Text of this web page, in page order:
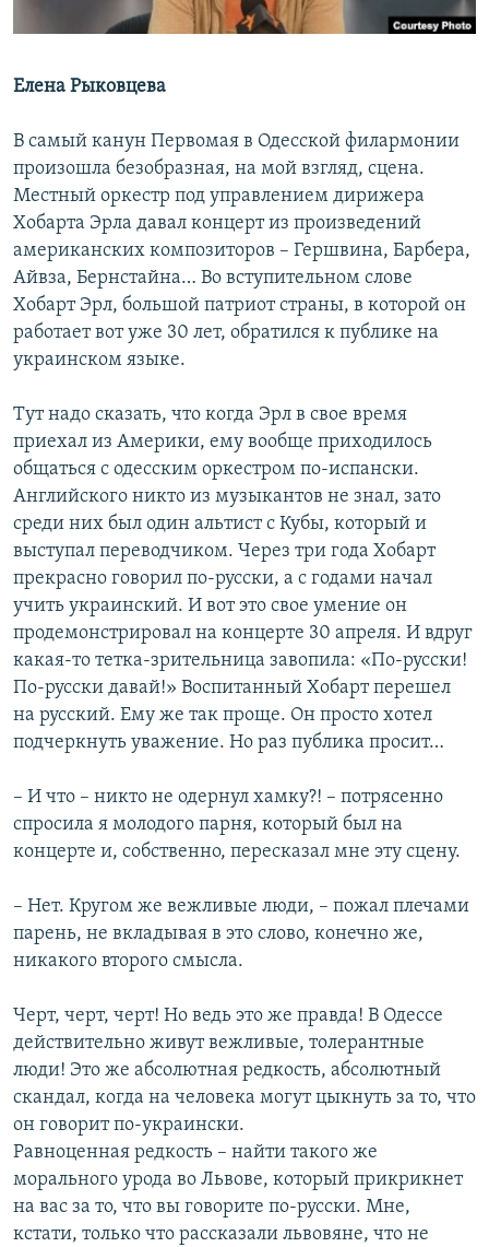
ПОБЕДИТЕЛЕЙ НЕ СУДЯТ?
УКРАИНСКАЯ ПРОБЛЕМА КРЫМА
ПРИСОЕДИНЯЙТЕСЬ!
Все сайты RFE/RL
Елена Рыковцева
В самый канун Первомая в Одесской филармонии
произошла безобразная, на мой взгляд, сцена.
Местный оркестр под управлением дирижера
Хобарта Эрла давал концерт из произведений
американских композиторов – Гершвина, Барбера,
Айвза, Бернстайна… Во вступительном слове
Хобарт Эрл, большой патриот страны, в которой он
работает вот уже 30 лет, обратился к публике на
украинском языке.
Тут надо сказать, что когда Эрл в свое время
приехал из Америки, ему вообще приходилось
общаться с одесским оркестром по-испански.
Английского никто из музыкантов не знал, зато
среди них был один альтист с Кубы, который и
выступал переводчиком. Через три года Хобарт
прекрасно говорил по-русски, а с годами начал
учить украинский. И вот это свое умение он
продемонстрировал на концерте 30 апреля. И вдруг
какая-то тетка-зрительница завопила: «По-русски!
По-русски давай!» Воспитанный Хобарт перешел
на русский. Ему же так проще. Он просто хотел
подчеркнуть уважение. Но раз публика просит…
– И что – никто не одернул хамку?! – потрясенно
спросила я молодого парня, который был на
концерте и, собственно, пересказал мне эту сцену.
– Нет. Кругом же вежливые люди, – пожал плечами
парень, не вкладывая в это слово, конечно же,
никакого второго смысла.
Черт, черт, черт! Но ведь это же правда! В Одессе
действительно живут вежливые, толерантные
люди! Это же абсолютная редкость, абсолютный
скандал, когда на человека могут цыкнуть за то, что
он говорит по-украински.
Равноценная редкость – найти такого же
морального урода во Львове, который прикрикнет
на вас за то, что вы говорите по-русски. Мне,
кстати, только что рассказали львовяне, что не